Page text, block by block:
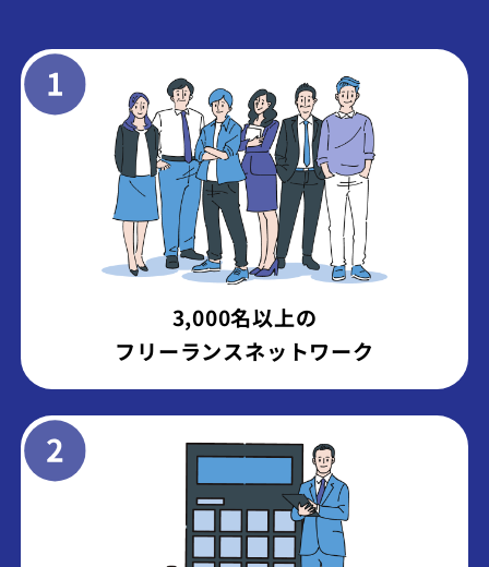
3,000名以上の
フリーランスネットワーク